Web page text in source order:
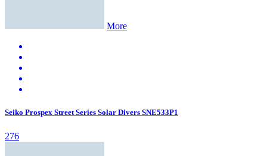
More
Seiko Prospex Street Series Solar Divers SNE533P1
276